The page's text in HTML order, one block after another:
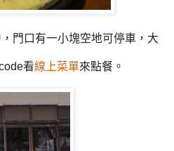
門口有一小塊空地可停車，大
看線上菜單來點餐。